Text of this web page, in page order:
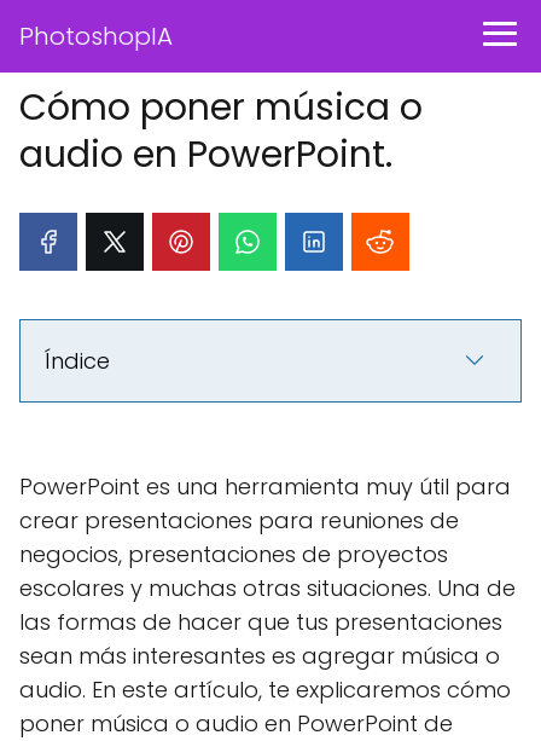
PhotoshopIA
Cómo poner música o
audio en PowerPoint.
Índice
PowerPoint es una herramienta muy útil para
crear presentaciones para reuniones de
negocios, presentaciones de proyectos
escolares y muchas otras situaciones. Una de
las formas de hacer que tus presentaciones
sean más interesantes es agregar música o
audio. En este artículo, te explicaremos cómo
poner música o audio en PowerPoint de